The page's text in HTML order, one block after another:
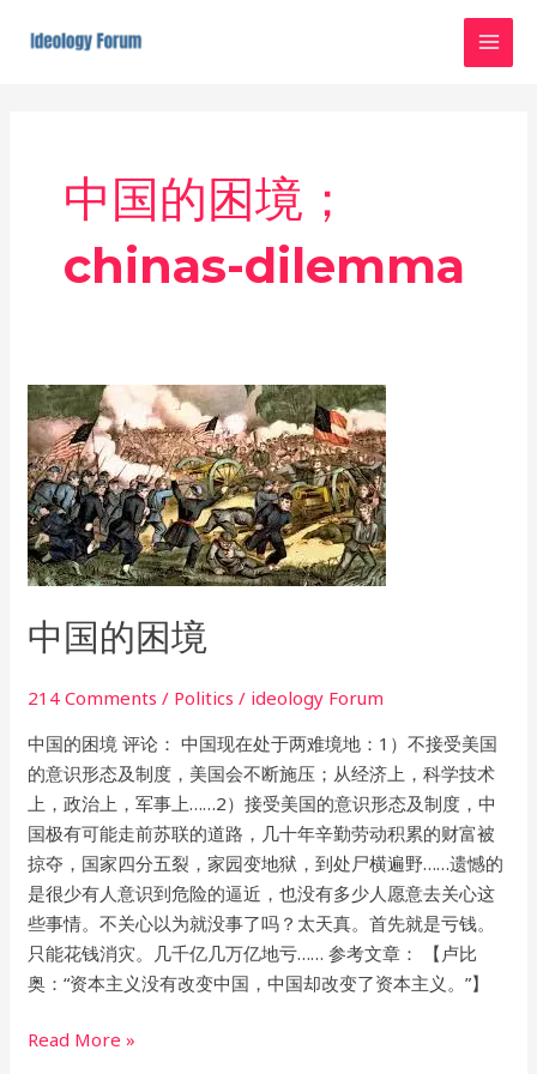
中国的困境；
chinas-dilemma
中国的困境
214 Comments / Politics / ideology Forum
中国的困境 评论： 中国现在处于两难境地：1）不接受美国
的意识形态及制度，美国会不断施压；从经济上，科学技术
上，政治上，军事上……2）接受美国的意识形态及制度，中
国极有可能走前苏联的道路，几十年辛勤劳动积累的财富被
掠夺，国家四分五裂，家园变地狱，到处尸横遍野……遗憾的
是很少有人意识到危险的逼近，也没有多少人愿意去关心这
些事情。不关心以为就没事了吗？太天真。首先就是亏钱。
只能花钱消灾。几千亿几万亿地亏…… 参考文章： 【卢比
奥：“资本主义没有改变中国，中国却改变了资本主义。”】
中
国
的
困
境
Read More »